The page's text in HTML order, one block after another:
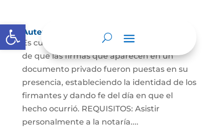
Abrir barra de herramientas
Autenticaciones
Es cuando el notario da testimonio escrito
de que las firmas que aparecen en un
documento privado fueron puestas en su
presencia, estableciendo la identidad de los
firmantes y dando fe del día en que el
hecho ocurrió. REQUISITOS: Asistir
personalmente a la notaría....